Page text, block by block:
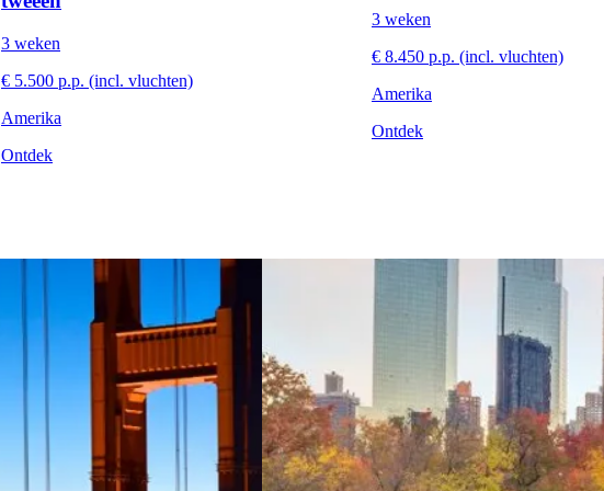
3 weken
€ 5.500 p.p. (incl. vluchten)
Amerika
Ontdek
3 weken
€ 8.450 p.p. (incl. vluchten)
Amerika
Ontdek
View 2 weken&&Californië met het gezin
met het gezin